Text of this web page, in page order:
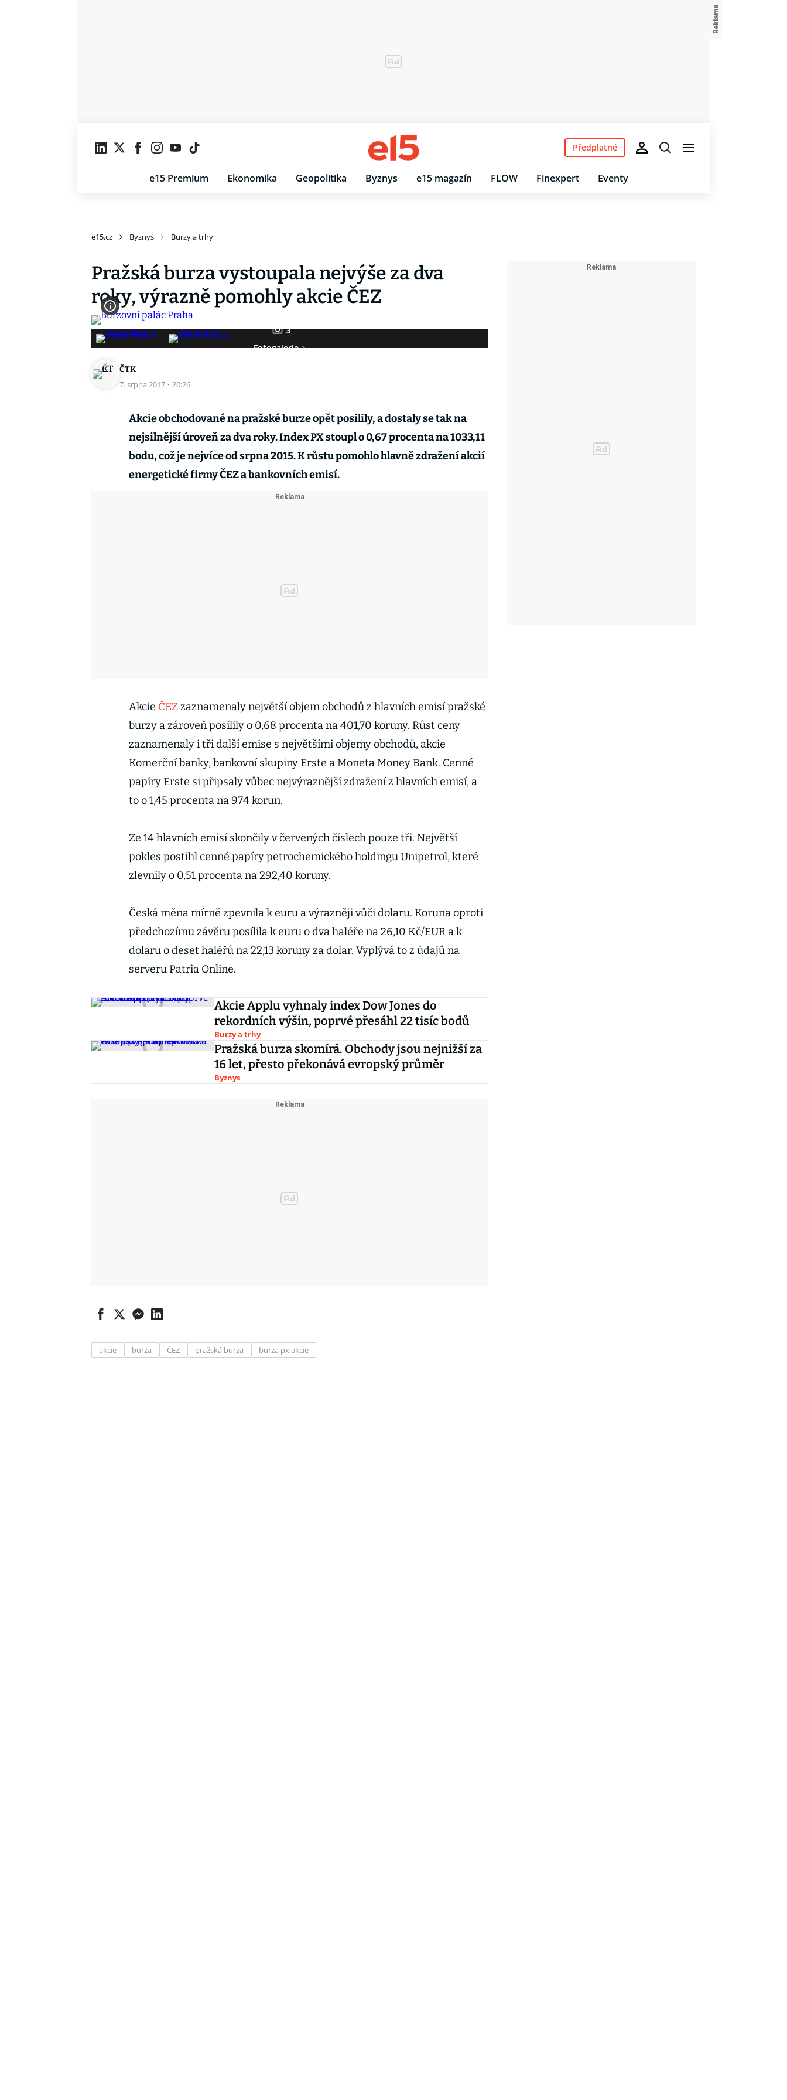
e15 Premium Ekonomika Geopolitika Byznys e15 magazín FLOW Finexpert Eventy
Předplatné
e15.cz Byznys Burzy a trhy
Pražská burza vystoupala nejvýše za dva
roky, výrazně pomohly akcie ČEZ
3
Fotogalerie
ČTK
7. srpna 2017 · 20:26
Akcie obchodované na pražské burze opět posílily, a dostaly se tak na
nejsilnější úroveň za dva roky. Index PX stoupl o 0,67 procenta na 1033,11
bodu, což je nejvíce od srpna 2015. K růstu pomohlo hlavně zdražení akcií
energetické firmy ČEZ a bankovních emisí.
Akcie ČEZzaznamenaly největší objem obchodů z hlavních emisí pražské
burzy a zároveň posílily o 0,68 procenta na 401,70 koruny. Růst ceny
zaznamenaly i tři další emise s největšími objemy obchodů, akcie
Komerční banky, bankovní skupiny Erste a Moneta Money Bank. Cenné
papíry Erste si připsaly vůbec nejvýraznější zdražení z hlavních emisí, a
to o 1,45 procenta na 974 korun.
Ze 14 hlavních emisí skončily v červených číslech pouze tři. Největší
pokles postihl cenné papíry petrochemického holdingu Unipetrol, které
zlevnily o 0,51 procenta na 292,40 koruny.
Česká měna mírně zpevnila k euru a výrazněji vůči dolaru. Koruna oproti
předchozímu závěru posílila k euru o dva haléře na 26,10 Kč/EUR a k
dolaru o deset haléřů na 22,13 koruny za dolar. Vyplývá to z údajů na
serveru Patria Online.
Akcie Applu vyhnaly index Dow Jones do
rekordních výšin, poprvé přesáhl 22 tisíc bodů
Burzy a trhy
Pražská burza skomírá. Obchody jsou nejnižší za
16 let, přesto překonává evropský průměr
Byznys
akcie burza ČEZ pražská burza burza px akcie